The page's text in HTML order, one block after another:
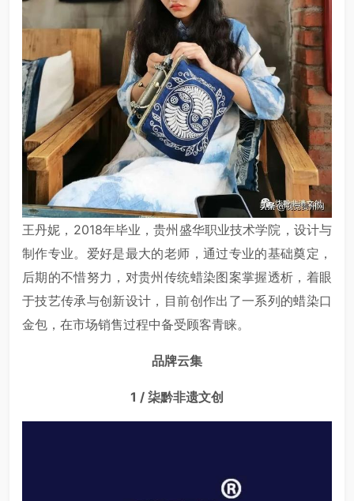
王丹妮，2018年毕业，贵州盛华职业技术学院，设计与
制作专业。爱好是最大的老师，通过专业的基础奠定，
后期的不惜努力，对贵州传统蜡染图案掌握透析，着眼
于技艺传承与创新设计，目前创作出了一系列的蜡染口
金包，在市场销售过程中备受顾客青睐。
品牌云集
1 / 柒黔非遗文创